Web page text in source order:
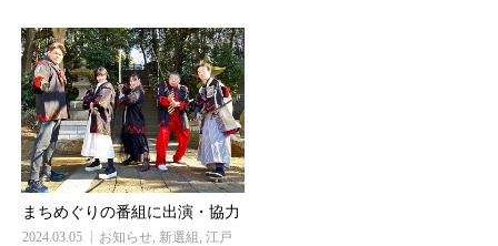
まちめぐりの番組に出演・協力
2024.03.05 お知らせ 新選組 江戸